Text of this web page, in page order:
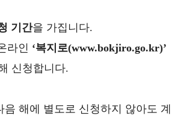
기간을 가집니다.
라인 ‘복지로(www.bokjiro.go.kr)’
신청합니다.
해에 별도로 신청하지 않아도 계